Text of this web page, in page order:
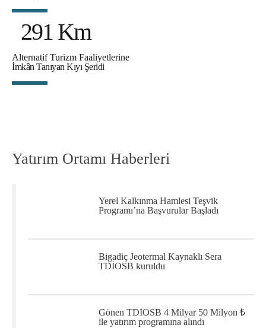
291 Km
Alternatif Turizm Faaliyetlerine
İmkân Tanıyan Kıyı Şeridi
Yatırım Ortamı Haberleri
Yerel Kalkınma Hamlesi Teşvik
Programı’na Başvurular Başladı
Bigadiç Jeotermal Kaynaklı Sera
TDİOSB kuruldu
Gönen TDİOSB 4 Milyar 50 Milyon ₺
ile yatırım programına alındı